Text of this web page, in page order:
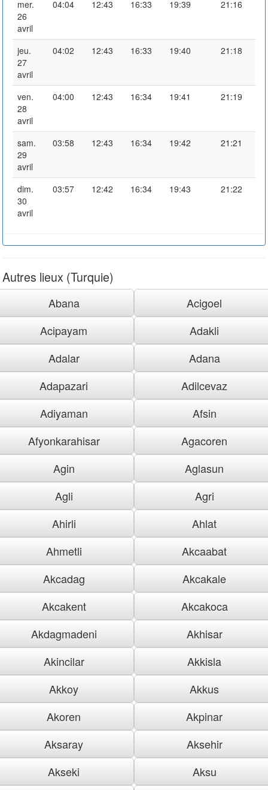
mer.
26
avril
04:04 12:43 16:33 19:39 21:16
jeu.
27
avril
04:02 12:43 16:33 19:40 21:18
ven.
28
avril
04:00 12:43 16:34 19:41 21:19
sam.
29
avril
03:58 12:43 16:34 19:42 21:21
dim.
30
avril
03:57 12:42 16:34 19:43 21:22
Autres lieux (Turquie)
Abana
Acigoel
Acipayam
Adakli
Adalar
Adana
Adapazari
Adilcevaz
Adiyaman
Afsin
Afyonkarahisar
Agacoren
Agin
Aglasun
Agli
Agri
Ahirli
Ahlat
Ahmetli
Akcaabat
Akcadag
Akcakale
Akcakent
Akcakoca
Akdagmadeni
Akhisar
Akincilar
Akkisla
Akkoy
Akkus
Akoren
Akpinar
Aksaray
Aksehir
Akseki
Aksu